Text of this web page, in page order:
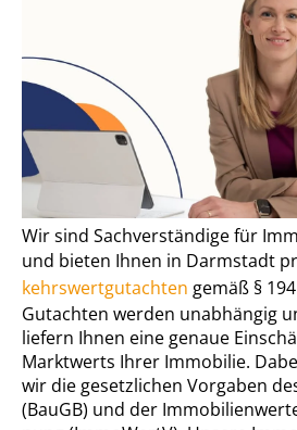
Wir sind Sachverständige für
und bieten Ihnen in Darmstadt
kehrs­wert­gut­ach­ten gemäß §
Gutachten werden unabhängig
liefern Ihnen eine genaue
Marktwerts Ihrer Immobilie.
wir die gesetzlichen Vorgaben
(BauGB) und der